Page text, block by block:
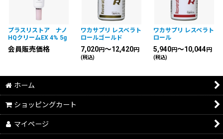
プラスリストア ナノ
HQクリームEX 4% 5g
会員販売価格
ワカサプリ レスベラト
ロールゴールド
7,020円～12,420円
(税込)
ワカサプリ レスベラト
ロール
5,940円～10,044円
(税込)
ホーム
ショッピングカート
マイページ